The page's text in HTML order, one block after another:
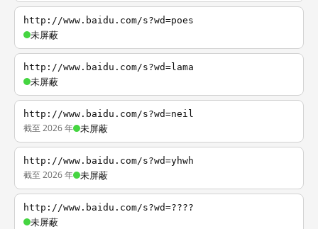
http://www.baidu.com/s?wd=poes
未屏蔽
http://www.baidu.com/s?wd=lama
未屏蔽
http://www.baidu.com/s?wd=neil
截至 2026 年 未屏蔽
http://www.baidu.com/s?wd=yhwh
截至 2026 年 未屏蔽
http://www.baidu.com/s?wd=????
未屏蔽